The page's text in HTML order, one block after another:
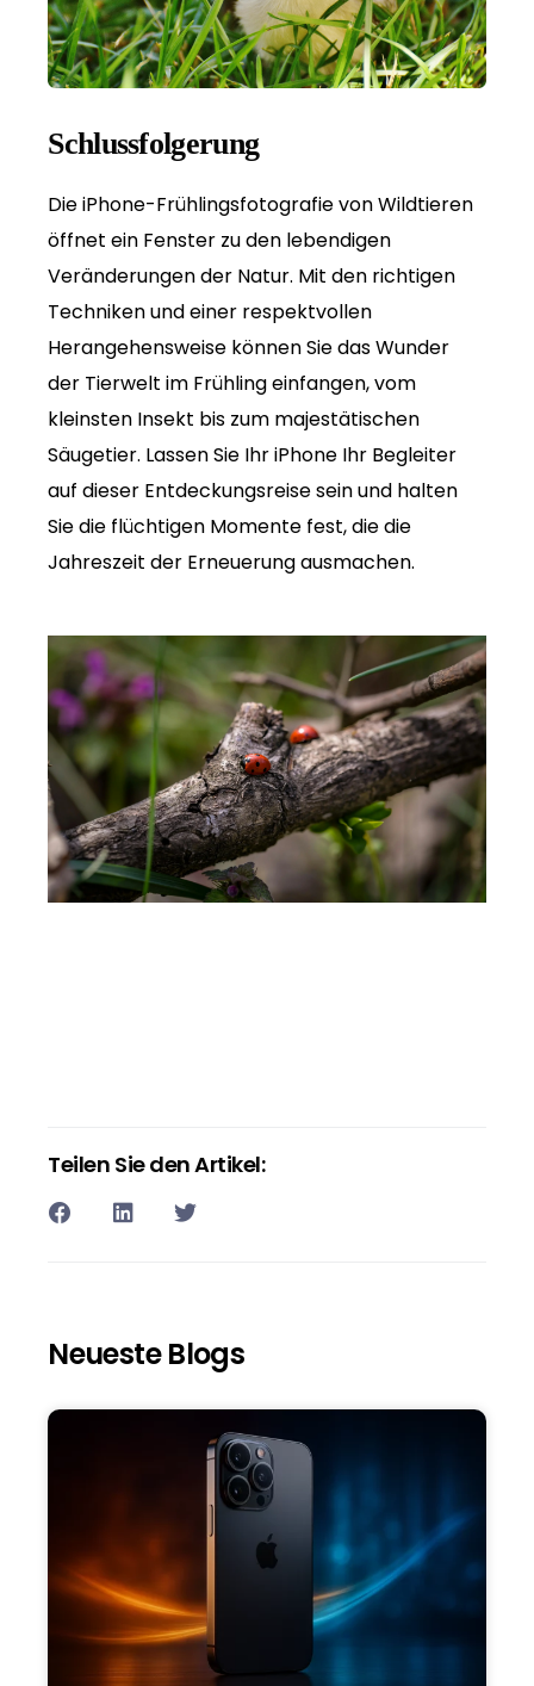
Schlussfolgerung
Die iPhone-Frühlingsfotografie von Wildtieren
öffnet ein Fenster zu den lebendigen
Veränderungen der Natur. Mit den richtigen
Techniken und einer respektvollen
Herangehensweise können Sie das Wunder
der Tierwelt im Frühling einfangen, vom
kleinsten Insekt bis zum majestätischen
Säugetier. Lassen Sie Ihr iPhone Ihr Begleiter
auf dieser Entdeckungsreise sein und halten
Sie die flüchtigen Momente fest, die die
Jahreszeit der Erneuerung ausmachen.
Teilen Sie den Artikel:
Neueste Blogs